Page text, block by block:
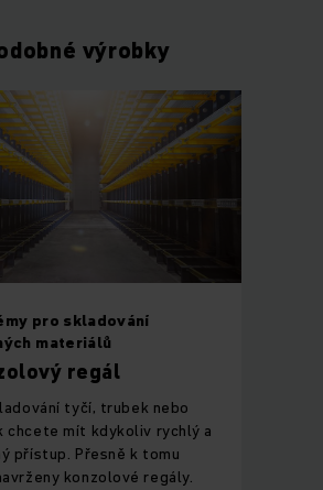
výrobky
pro skladování
materiálů
regál
tyčí, trubek nebo
chcete mít kdykoliv rychlý a
přístup. Přesně k tomu
konzolové regály.